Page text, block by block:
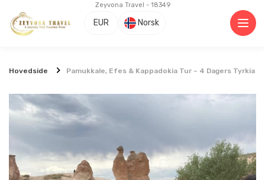
Zeyvona Travel - 18349
EUR Norsk
Hovedside Pamukkale, Efes & Kappadokia Tur – 4 Dagers Tyrkia